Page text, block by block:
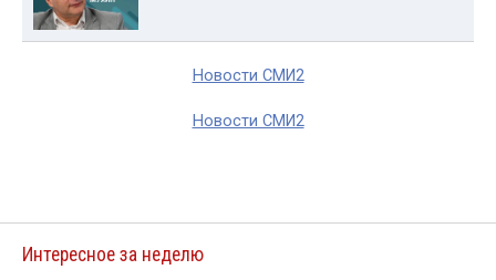
Новости СМИ2
Новости СМИ2
Интересное за неделю